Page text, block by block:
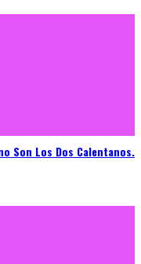
Son Los Dos Calentanos.